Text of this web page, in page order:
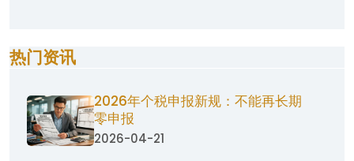
热门资讯
2026年个税申报新规：不能再长期
零申报
2026-04-21